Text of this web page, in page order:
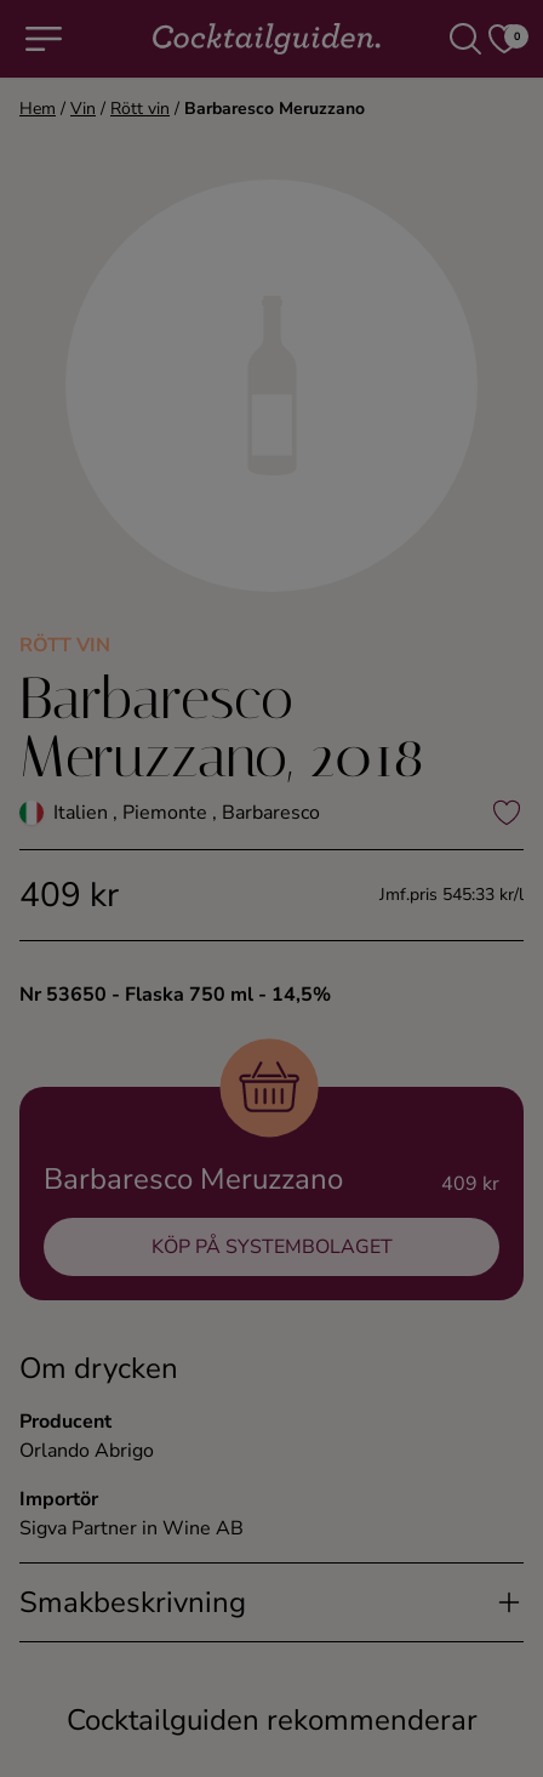
0
Konjak
Likör
Rom
Tequila
Hem / Vin / Rött vin / Barbaresco Meruzzano
RÖTT VIN
Barbaresco
Meruzzano, 2018
Italien , Piemonte , Barbaresco
409 kr Jmf.pris 545:33 kr/l
Nr 53650 - Flaska 750 ml - 14,5%
Om drycken
Producent
Orlando Abrigo
Importör
Sigva Partner in Wine AB
Smakbeskrivning
Barbaresco Meruzzano 409 kr
KÖP PÅ SYSTEMBOLAGET
Cocktailguiden rekommenderar